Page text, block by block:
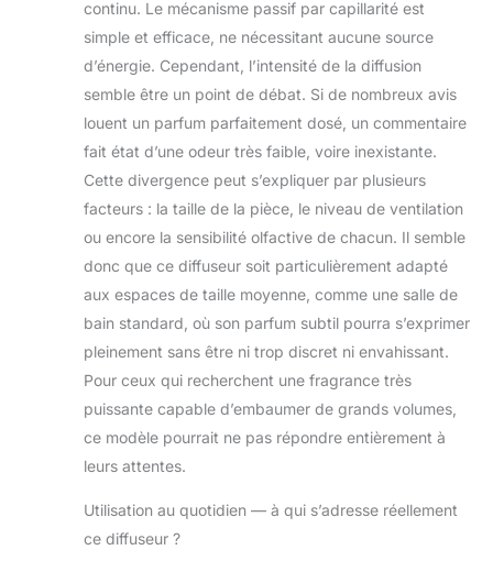
continu. Le mécanisme passif par capillarité est
simple et efficace, ne nécessitant aucune source
d’énergie. Cependant, l’intensité de la diffusion
semble être un point de débat. Si de nombreux avis
louent un parfum parfaitement dosé, un commentaire
fait état d’une odeur très faible, voire inexistante.
Cette divergence peut s’expliquer par plusieurs
facteurs : la taille de la pièce, le niveau de ventilation
ou encore la sensibilité olfactive de chacun. Il semble
donc que ce diffuseur soit particulièrement adapté
aux espaces de taille moyenne, comme une salle de
bain standard, où son parfum subtil pourra s’exprimer
pleinement sans être ni trop discret ni envahissant.
Pour ceux qui recherchent une fragrance très
puissante capable d’embaumer de grands volumes,
ce modèle pourrait ne pas répondre entièrement à
leurs attentes.
Utilisation au quotidien — à qui s’adresse réellement
ce diffuseur ?